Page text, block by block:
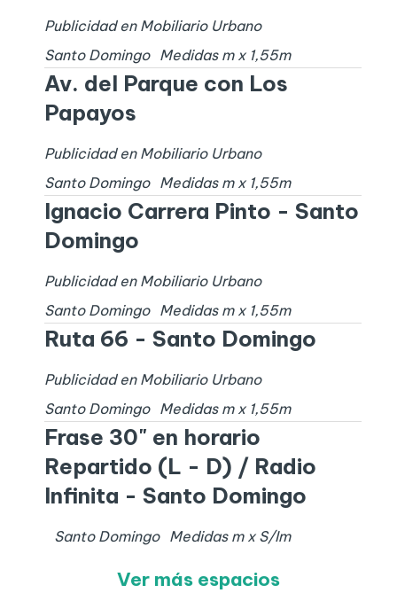
Publicidad en Mobiliario Urbano
Santo Domingo
Medidas m x 1,55m
Av. del Parque con Los
Papayos
Publicidad en Mobiliario Urbano
Santo Domingo
Medidas m x 1,55m
Ignacio Carrera Pinto - Santo
Domingo
Publicidad en Mobiliario Urbano
Santo Domingo
Medidas m x 1,55m
Ruta 66 - Santo Domingo
Publicidad en Mobiliario Urbano
Santo Domingo
Medidas m x 1,55m
Frase 30" en horario
Repartido (L - D) / Radio
Infinita - Santo Domingo
Santo Domingo Medidas m x S/Im
Ver más espacios